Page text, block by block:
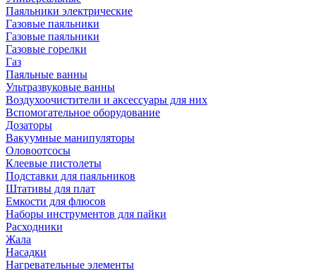
Паяльники электрические
Газовые паяльники
Газовые паяльники
Газовые горелки
Газ
Паяльные ванны
Ультразвуковые ванны
Воздухоочистители и аксессуары для них
Вспомогательное оборудование
Дозаторы
Вакуумные манипуляторы
Оловоотсосы
Клеевые пистолеты
Подставки для паяльников
Штативы для плат
Емкости для флюсов
Наборы инструментов для пайки
Расходники
Жала
Насадки
Нагревательные элементы